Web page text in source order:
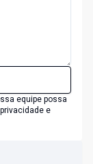
equipe possa
e